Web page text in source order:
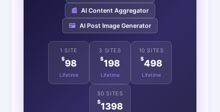
📰 AI Content Aggregator
🖼️ AI Post Image Generator
1 SITE
$98
Lifetime
3 SITES
$198
Lifetime
10 SITES
$498
Lifetime
50 SITES
$1398